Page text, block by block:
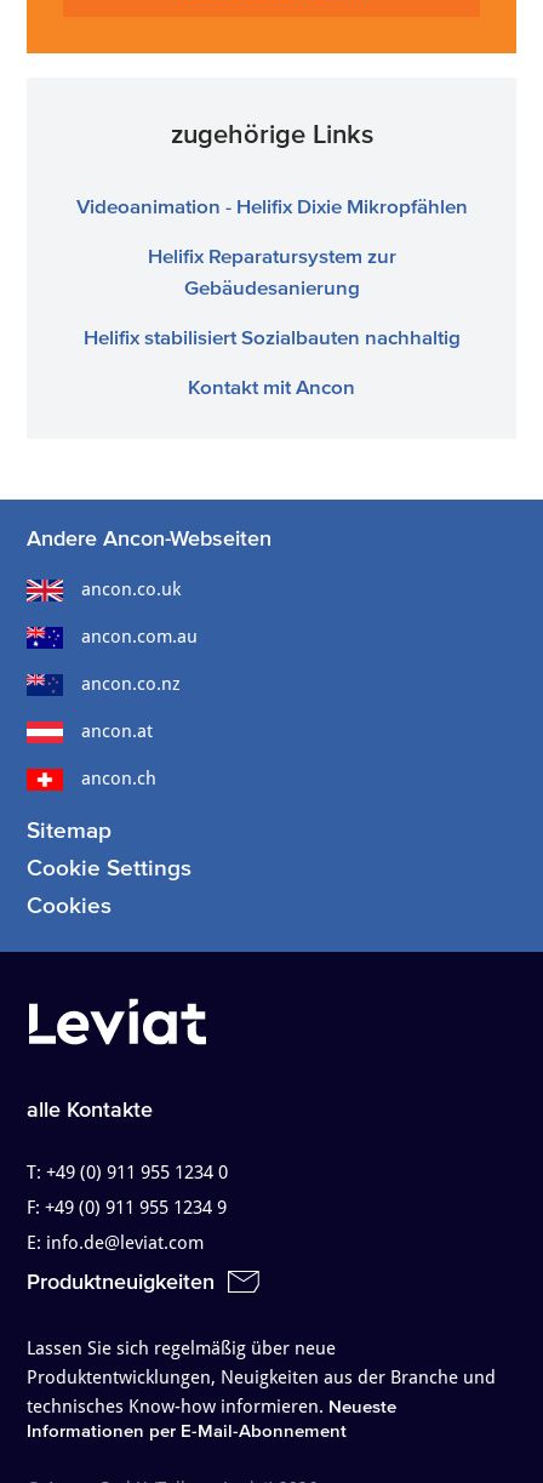
zugehörige Links
Videoanimation - Helifix Dixie Mikropfählen
Helifix Reparatursystem zur
Gebäudesanierung
Helifix stabilisiert Sozialbauten nachhaltig
Kontakt mit Ancon
Andere Ancon-Webseiten
ancon.co.uk
ancon.com.au
ancon.co.nz
ancon.at
ancon.ch
Sitemap
Cookie Settings
Cookies
alle Kontakte
T:+49 (0) 911 955 1234 0
F:+49 (0) 911 955 1234 9
E: info.de@leviat.com
Produktneuigkeiten
Lassen Sie sich regelmäßig über neue
Produktentwicklungen, Neuigkeiten aus der Branche und
technisches Know-how informieren. Neueste
Informationen per E-Mail-Abonnement